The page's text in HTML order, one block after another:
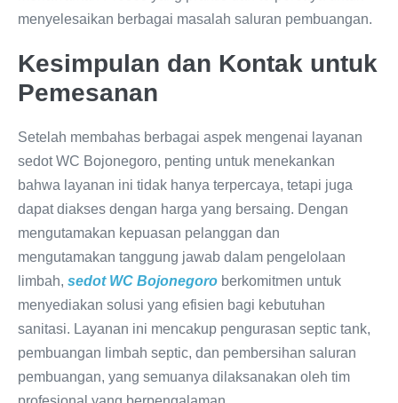
menyelesaikan berbagai masalah saluran pembuangan.
Kesimpulan dan Kontak untuk
Pemesanan
Setelah membahas berbagai aspek mengenai layanan
sedot WC Bojonegoro, penting untuk menekankan
bahwa layanan ini tidak hanya terpercaya, tetapi juga
dapat diakses dengan harga yang bersaing. Dengan
mengutamakan kepuasan pelanggan dan
mengutamakan tanggung jawab dalam pengelolaan
limbah, sedot WC Bojonegoro berkomitmen untuk
menyediakan solusi yang efisien bagi kebutuhan
sanitasi. Layanan ini mencakup pengurasan septic tank,
pembuangan limbah septic, dan pembersihan saluran
pembuangan, yang semuanya dilaksanakan oleh tim